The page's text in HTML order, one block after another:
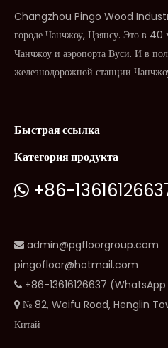
Changzhou Pingo Wood
городе Чанчжоу, Цзянсу. Это в 40
Чанчжоу и аэропорта Вуси. И в
железнодорожной станции
Быстрая ссылка
Категория продукта
 +86-
 admin@pgfloorgroup.com
pingofloor@hotmail.com
 +86-13616126637
 № 82, Weifu Road, Henglin
Китай